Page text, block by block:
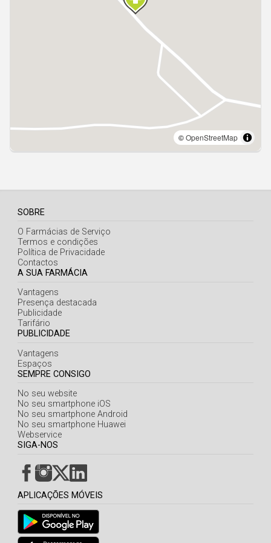
SOBRE
O Farmácias de Serviço
Termos e condições
Política de Privacidade
Contactos
A SUA FARMÁCIA
Vantagens
Presença destacada
Publicidade
Tarifário
PUBLICIDADE
Vantagens
Espaços
SEMPRE CONSIGO
No seu website
No seu smartphone iOS
No seu smartphone Android
No seu smartphone Huawei
Webservice
SIGA-NOS
APLICAÇÕES MÓVEIS